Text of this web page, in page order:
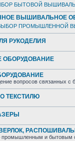
БЫТОВОЙ
ВЫШИВАЛЬНОЕ
ПРОМЫШЛЕННОЙ
РУКОДЕЛИЯ
ОБОРУДОВАНИЕ
вопросов
ТЕКСТИЛЮ
и бытовым